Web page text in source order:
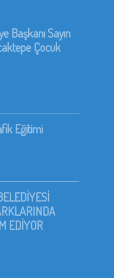
Başkanı Sayın
Çocuk
Eğitimi
EDİYOR